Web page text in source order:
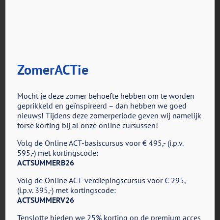
DoorACT in Actie | juli 29th, 2022
Share This Story, Choose Your Platform!
mail
ZomerACTie
Mocht je deze zomer behoefte hebben om te worden
geprikkeld en geïnspireerd – dan hebben we goed
nieuws! Tijdens deze zomerperiode geven wij namelijk
forse korting bij al onze online cursussen!
Volg de Online ACT-basiscursus voor € 495,- (i.p.v.
595,-) met kortingscode:
ACTSUMMERB26
Volg de Online ACT-verdiepingscursus voor € 295,-
(i.p.v. 395,-) met kortingscode:
ACTSUMMERV26
Tenslotte bieden we 25% korting op de premium acces